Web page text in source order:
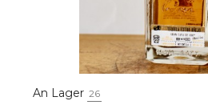
An Lager 26